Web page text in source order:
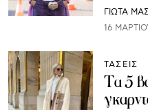
ΓΙΩΤΑ
16
ΤΑΣΕΙΣ
Τα 5